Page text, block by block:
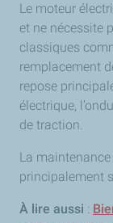
Le moteur
et ne nécessite
classiques
remplacement
repose
électrique,
de traction.
La
principalement
À lire aussi :